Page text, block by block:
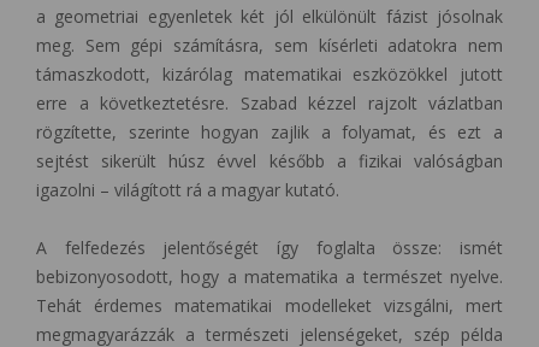
a geometriai egyenletek két jól elkülönült fázist jósolnak
meg. Sem gépi számításra, sem kísérleti adatokra nem
támaszkodott, kizárólag matematikai eszközökkel jutott
erre a következtetésre. Szabad kézzel rajzolt vázlatban
rögzítette, szerinte hogyan zajlik a folyamat, és ezt a
sejtést sikerült húsz évvel később a fizikai valóságban
igazolni – világított rá a magyar kutató.
A felfedezés jelentőségét így foglalta össze: ismét
bebizonyosodott, hogy a matematika a természet nyelve.
Tehát érdemes matematikai modelleket vizsgálni, mert
megmagyarázzák a természeti jelenségeket, szép példa